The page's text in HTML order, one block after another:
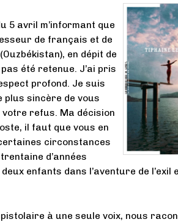
5 avril m’informant que
de français et de
en dépit de
été retenue. J’ai pris
profond. Je suis
plus sincère de vous
refus. Ma décision
il faut que vous en
circonstances
d’années
enfants dans l’aventure de l’exil
à une seule voix, nous